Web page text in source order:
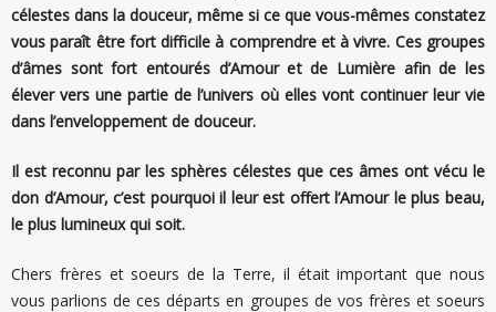
célestes dans la douceur, même si ce que vous-mêmes constatez
vous paraît être fort difficile à comprendre et à vivre. Ces groupes
d’âmes sont fort entourés d’Amour et de Lumière afin de les
élever vers une partie de l’univers où elles vont continuer leur vie
dans l’enveloppement de douceur.
Il est reconnu par les sphères célestes que ces âmes ont vécu le
don d’Amour, c’est pourquoi il leur est offert l’Amour le plus beau,
le plus lumineux qui soit.
Chers frères et soeurs de la Terre, il était important que nous
vous parlions de ces départs en groupes de vos frères et soeurs